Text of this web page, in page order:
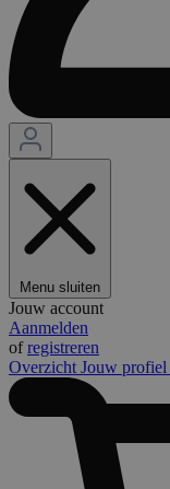
Menu sluiten
Jouw account
Aanmelden
ofregistreren
Overzicht Jouw profiel